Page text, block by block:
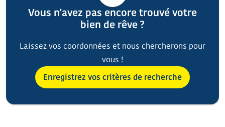
Vous n'avez pas encore trouvé votre
bien de rêve ?
Laissez vos coordonnées et nous chercherons pour
vous !
Enregistrez vos critères de recherche